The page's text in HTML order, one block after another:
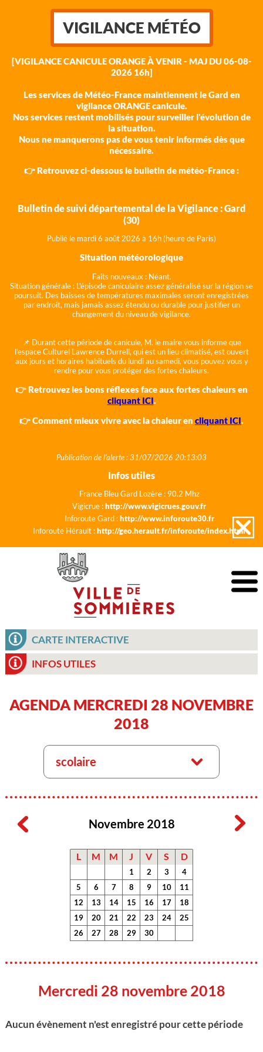
VIGILANCE MÉTÉO
[VIGILANCE CANICULE ORANGE À VENIR - MAJ DU 06-08-
2026 16h]
Les services de Météo-France maintiennent le Gard en
vigilance ORANGE canicule.
Nos services restent mobilisés pour surveiller l'évolution de
la situation.
Nous ne manquerons pas de vous tenir informés dès que
nécessaire.
👉 Retrouvez ci-dessous le bulletin de météo-France :
Bulletin de suivi départemental de la Vigilance : Gard
(30)
Publié le mardi 6 août 2026 à 16h (heure de Paris)
Situation météorologique
Faits nouveaux : Néant.
Situation générale : L'épisode caniculaire assez généralisé sur la région se
poursuit. Des baisses de températures maximales seront enregistrées
par endroit, mais jamais assez étendu ou durable pour justifier un
changement du niveau de vigilance.
📌 Durant cette période de canicule, M. le maire vous informe que
l'espace Culturel Lawrence Durrell, qui est un lieu climatisé, est ouvert
aux jours et horaires habituels du lundi au samedi, vous pouvez vous y
rendre pour vous protéger des fortes chaleurs.
👉 Retrouvez les bons réflexes face aux fortes chaleurs en
cliquant ICI.
👉 Comment mieux vivre avec la chaleur en cliquant ICI.
Publication de l'alerte : 31/07/2026 20:13:03
Infos utiles
France Bleu Gard Lozère : 90.2 Mhz
Vigicrue :http://www.vigicrues.gouv.fr
Inforoute Gard :http://www.inforoute30.fr
Inforoute Hérault :http://geo.herault.fr/inforoute/index.html
CARTE INTERACTIVE
INFOS UTILES
AGENDA MERCREDI 28 NOVEMBRE
2018
scolaire
Novembre 2018
L M M J V S D
1 2 3
4
5
6 7 8 9 10
11
12
13 14 15 16 17
18
19
20 21 22 23 24
25
26
27 28 29 30
Mercredi 28 novembre 2018
Aucun évènement n'est enregistré pour cette période